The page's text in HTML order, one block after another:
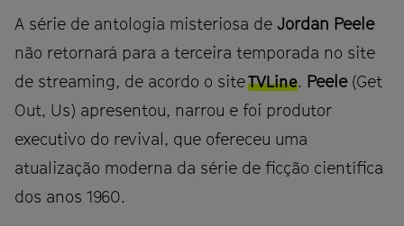
A série de antologia misteriosa de Jordan Peele
não retornará para a terceira temporada no site
de streaming, de acordo o siteTVLine. Peele(Get
Out, Us) apresentou, narrou e foi produtor
executivo do revival, que ofereceu uma
atualização moderna da série de ficção científica
dos anos 1960.